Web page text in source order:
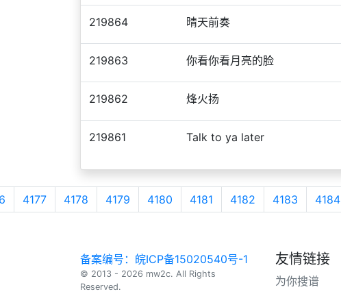
219864 晴天前奏
219863 你看你看月亮的脸
219862 烽火扬
219861 Talk to ya later
4177 4178 4179 4180 4181 4182 4183 4184
备案编号：皖ICP备15020540号-1
© 2013 - 2026 mw2c. All Rights
Reserved.
友情链接
为你搜谱